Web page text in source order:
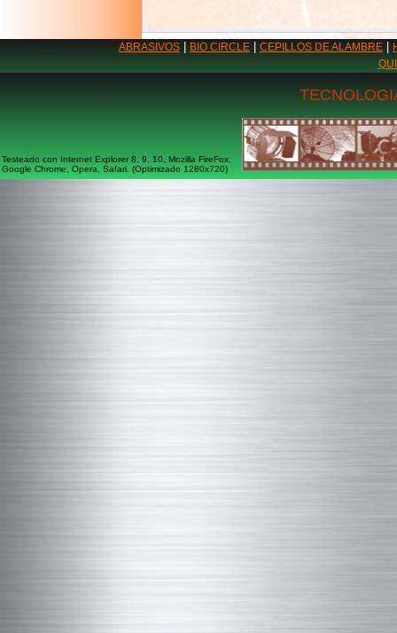
ABRASIVOS BIO CIRCLE CEPILLOS DE ALAMBRE
Testeado con Internet Explorer 8, 9, 10, Mozilla FireFox,
Google Chrome, Opera, Safari. (Optimizado 1280x720)